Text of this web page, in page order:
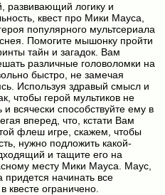
развивающий логику и
квест про Мики Мауса,
популярного мультсериала
Помогите мышонку пройти
тайн и загадок. Вам
различные головоломки на
быстро, не замечая
Используя здравый смысл и
чтобы герой мультиков не
всячески способствуйте ему в
вперед, что, кстати Вам
флеш игре, скажем, чтобы
нужно подложить какой-
и тащите его на
месту Мики Мауса. Маус,
придется начинать все
квесте ограничено.